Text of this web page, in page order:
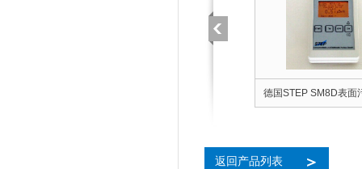
德国STEP SM8D表面
返回产品列表 ＞